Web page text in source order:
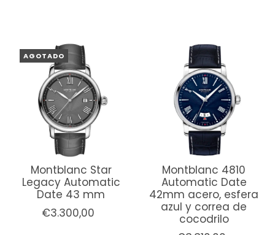
AGOTADO
Montblanc Star
Legacy Automatic
Date 43 mm
€3.300,00
Montblanc 4810
Automatic Date
42mm acero, esfera
azul y correa de
cocodrilo